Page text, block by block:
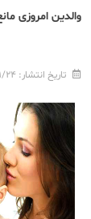
والدین امروزی
تاریخ انتشار: